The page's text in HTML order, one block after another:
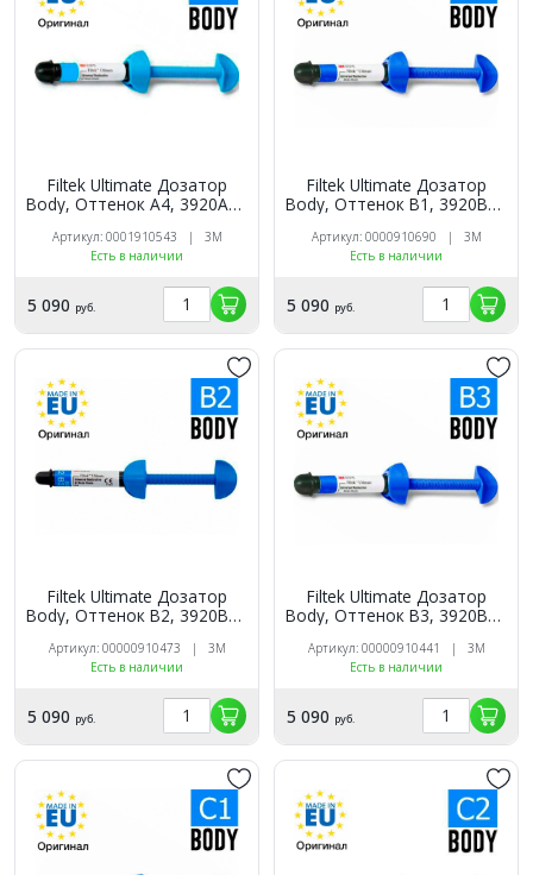
Filtek Ultimate Дозатор
Body, Оттенок A4, 3920A4B
реставрационный
композит 3M
Артикул: 0001910543 | 3M
Есть в наличии
5 090 руб.
Filtek Ultimate Дозатор
Body, Оттенок B1, 3920B1B
реставрационный
композит 3M
Артикул: 0000910690 | 3M
Есть в наличии
5 090 руб.
Filtek Ultimate Дозатор
Body, Оттенок B2, 3920B2B
реставрационный
композит 3M
Артикул: 00000910473 | 3M
Есть в наличии
5 090 руб.
Filtek Ultimate Дозатор
Body, Оттенок B3, 3920B3B
реставрационный
композит 3M
Артикул: 00000910441 | 3M
Есть в наличии
5 090 руб.